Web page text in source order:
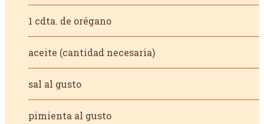
1 cdta. de orégano
aceite (cantidad necesaria)
sal al gusto
pimienta al gusto